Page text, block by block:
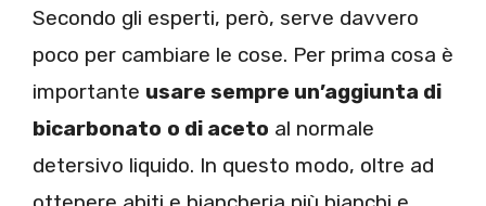
Secondo gli esperti, però, serve davvero
poco per cambiare le cose. Per prima cosa è
importante usare sempre un’aggiunta di
bicarbonato o di aceto al normale
detersivo liquido. In questo modo, oltre ad